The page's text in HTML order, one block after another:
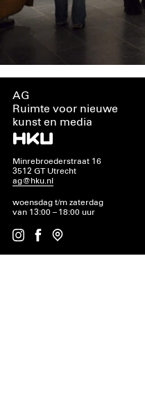
AG
Ruimte voor nieuwe
kunst en media
Minrebroederstraat 16
3512 GT Utrecht
ag@hku.nl
woensdag t/m zaterdag
van 13:00 – 18:00 uur